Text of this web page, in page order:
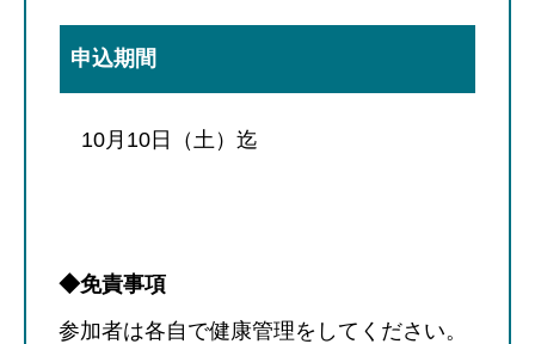
申込期間
10月10日（土）迄
◆免責事項
参加者は各自で健康管理をしてください。